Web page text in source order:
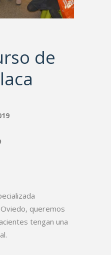
de
queremos
tengan una